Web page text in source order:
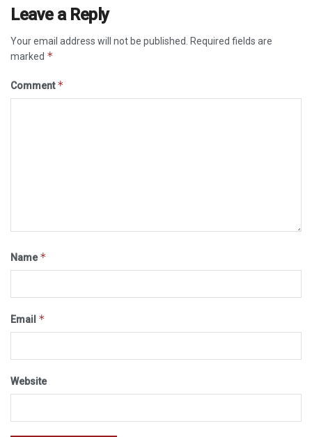
Leave a Reply
Your email address will not be published.
Required fields are
marked *
Comment*
Name*
Email *
Website